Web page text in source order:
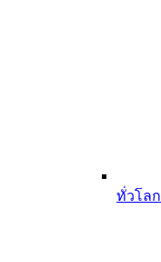
ทั่วโลก